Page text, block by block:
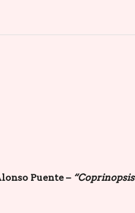
Puente –